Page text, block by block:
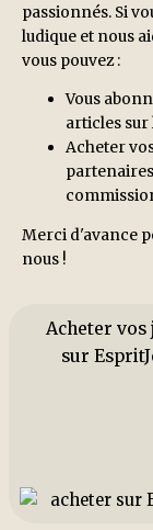
passionnés. Si
ludique et nous
vous pouvez :
Vous
articles sur
Acheter
Merci d'avance
nous !
Acheter vos
sur